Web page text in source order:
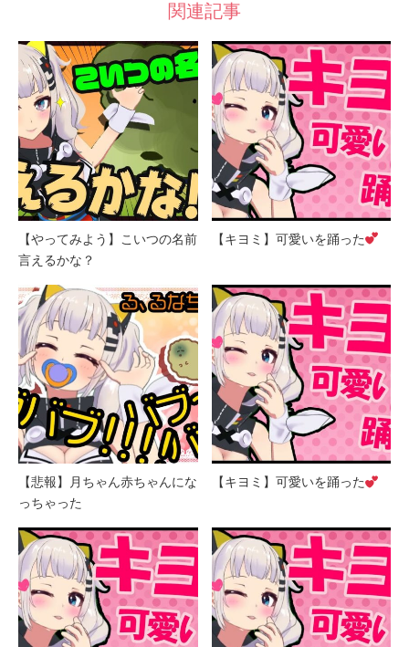
関連記事
【やってみよう】こいつの名前
言えるかな？
【キヨミ】可愛いを踊った
【悲報】月ちゃん赤ちゃんにな
っちゃった
【キヨミ】可愛いを踊った